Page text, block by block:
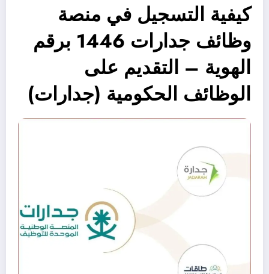
كيفية التسجيل في منصة
وظائف جدارات 1446 برقم
الهوية – التقديم على
الوظائف الحكومية (جدارات)